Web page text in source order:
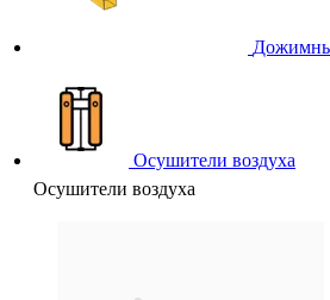
Осушители воздуха
Осушители воздуха